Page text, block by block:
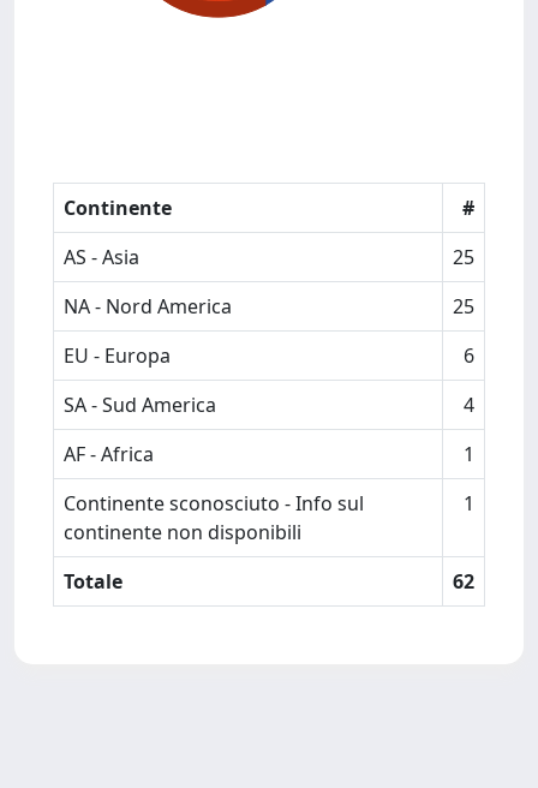
Continente
#
AS - Asia
25
NA - Nord America
25
EU - Europa
6
SA - Sud America
4
AF - Africa
1
Continente sconosciuto - Info sul
continente non disponibili
1
Totale 62